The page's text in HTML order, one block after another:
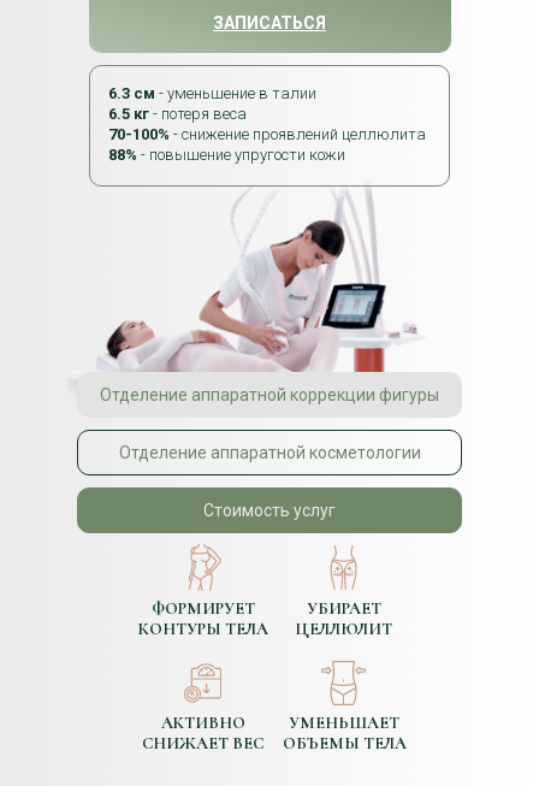
УБИРАЕТ
ЦЕЛЛЮЛИТ
ФОРМИРУЕТ
КОНТУРЫ ТЕЛА
АКТИВНО
СНИЖАЕТ ВЕС
УМЕНЬШАЕТ
ОБЪЕМЫ ТЕЛА
ЗАПИСАТЬСЯ
6.3 см - уменьшение в талии
6.5 кг - потеря веса
70-100% - снижение проявлений целлюлита
88% - повышение упругости кожи
Отделение аппаратной коррекции фигуры
Отделение аппаратной косметологии
Стоимость услуг